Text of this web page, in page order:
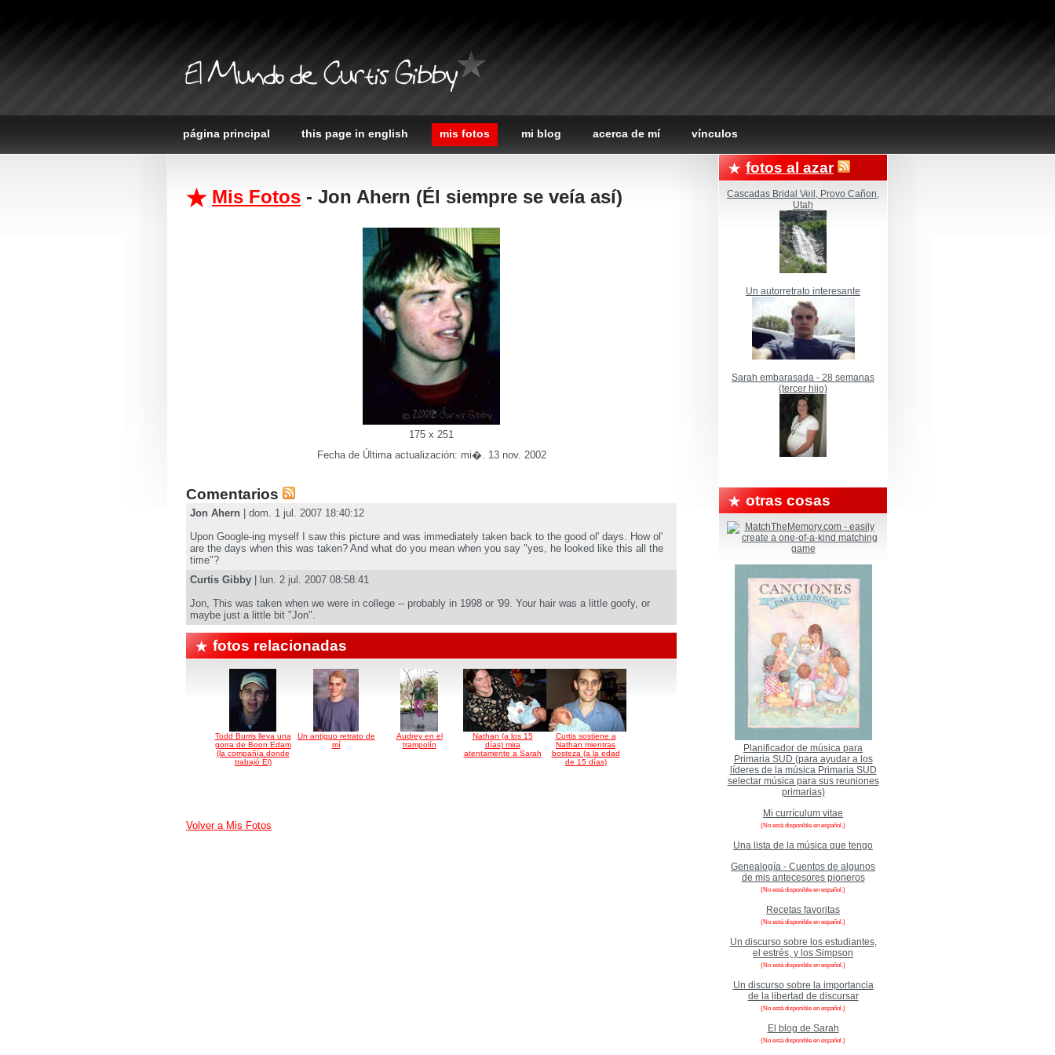
El Mundo de Curtis Gibby
página principal this page in english mis fotos mi blog acerca de mí vínculos
Mis Fotos - Jon Ahern (Él siempre se veía así­)
175 x 251
Fecha de Última actualización: mi�. 13 nov. 2002
Comentarios
Jon Ahern | dom. 1 jul. 2007 18:40:12
Upon Google-ing myself I saw this picture and was immediately taken back to the good ol' days. How ol'
are the days when this was taken? And what do you mean when you say "yes, he looked like this all the
time"?
Curtis Gibby | lun. 2 jul. 2007 08:58:41
Jon, This was taken when we were in college -- probably in 1998 or '99. Your hair was a little goofy, or
maybe just a little bit "Jon".
fotos relacionadas
Todd Burris lleva una
gorra de Boon Edam
(la compañía donde
trabajó Él)
Un antiguo retrato de
mí
Audrey en el
trampolín
Nathan (a los 15
días) mira
atentamente a Sarah
Curtis sostiene a
Nathan mientras
bosteza (a la edad
de 15 días)
Volver a Mis Fotos
fotos al azar
Cascadas Bridal Veil, Provo Cañon,
Utah
Un autorretrato interesante
Sarah embarasada - 28 semanas
(tercer hijo)
otras cosas
Planificador de música para
Primaria SUD (para ayudar a los
líderes de la música Primaria SUD
selectar música para sus reuniones
primarias)
Mi currículum vitae
(No está disponible en español.)
Una lista de la música que tengo
Genealogía - Cuentos de algunos
de mis antecesores pioneros
(No está disponible en español.)
Recetas favoritas
(No está disponible en español.)
Un discurso sobre los estudiantes,
el estrés, y los Simpson
(No está disponible en español.)
Un discurso sobre la importancia
de la libertad de discursar
(No está disponible en español.)
El blog de Sarah
(No está disponible en español.)